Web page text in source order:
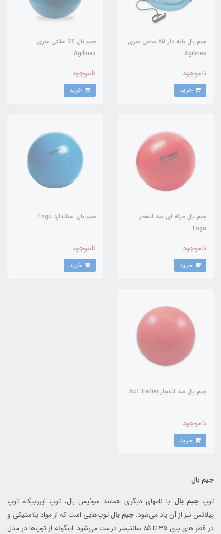
جیم بال پایه دار 75 سانتی متری
Agilinex
ناموجود
جیم بال 75 سانتی متری
Agilinex
ناموجود
جیم بال حرفه اي ضد انفجار
Togu
ناموجود
جیم بال استاندارد Togu
ناموجود
جیم بال ضد انفجار Act Earlier
ناموجود
جیم بال
توپ جیم بال با نامهای دیگری همانند سوئیس بال، توپ ایروبیک، توپ
پیلاتس نیز از آن یاد می‌شود. جیم بال توپ‌هایی است که از مواد پلاستیکی و
در قطر های بین 35 تا 85 سانتیمتر درست می‌شود. اینگونه از توپ‌ها در مدل